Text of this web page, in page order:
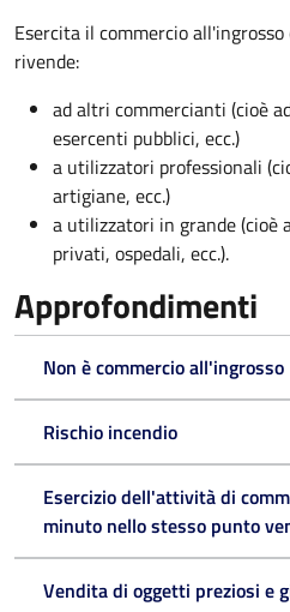
Esercita il commercio
rivende:
ad altri commercianti (cioè
esercenti pubblici, ecc.)
a utilizzatori professionali
artigiane, ecc.)
a utilizzatori in grande (cioè
privati, ospedali, ecc.).
Approfondimenti
Non è commercio all'ingrosso
Rischio incendio
Esercizio dell'attività di
minuto nello stesso punto
Vendita di oggetti preziosi e